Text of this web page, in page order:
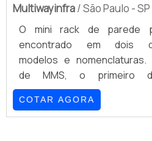
Multiwayinfra/ São Paulo - SP
O mini rack de parede
encontrado em dois
modelos e nomenclaturas.
de MMS, o primeiro
caracteriza por contar com
de montagem com dois
19”.Diferenciais
COTAR AGORA